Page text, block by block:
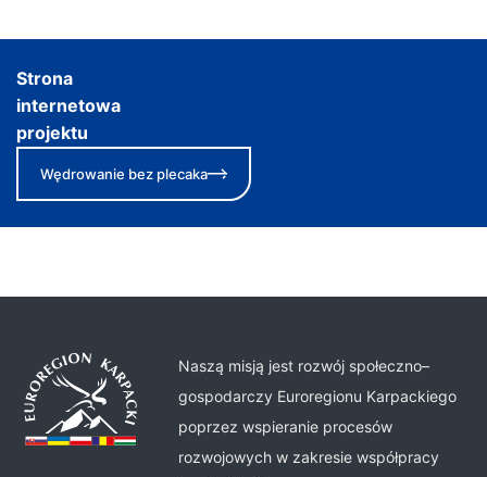
Strona
internetowa
projektu
Wędrowanie bez plecaka
Naszą misją jest rozwój społeczno–
gospodarczy Euroregionu Karpackiego
poprzez wspieranie procesów
rozwojowych w zakresie współpracy